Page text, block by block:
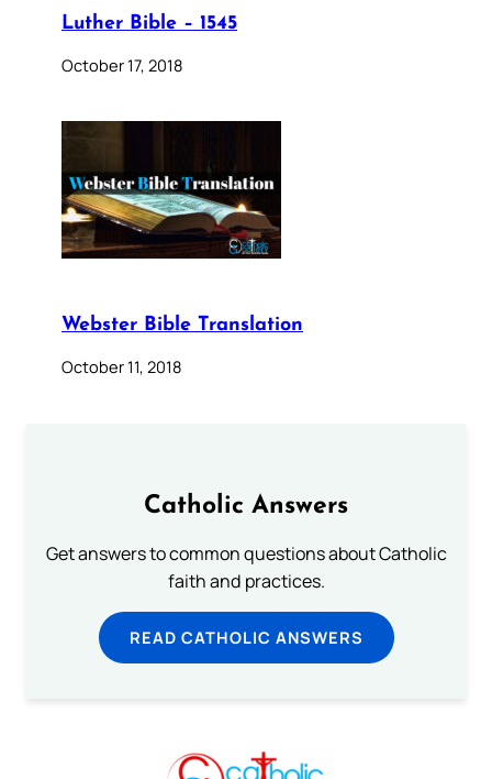
Luther Bible – 1545
October 17, 2018
Webster Bible Translation
October 11, 2018
Catholic Answers
Get answers to common questions about Catholic
faith and practices.
READ CATHOLIC ANSWERS